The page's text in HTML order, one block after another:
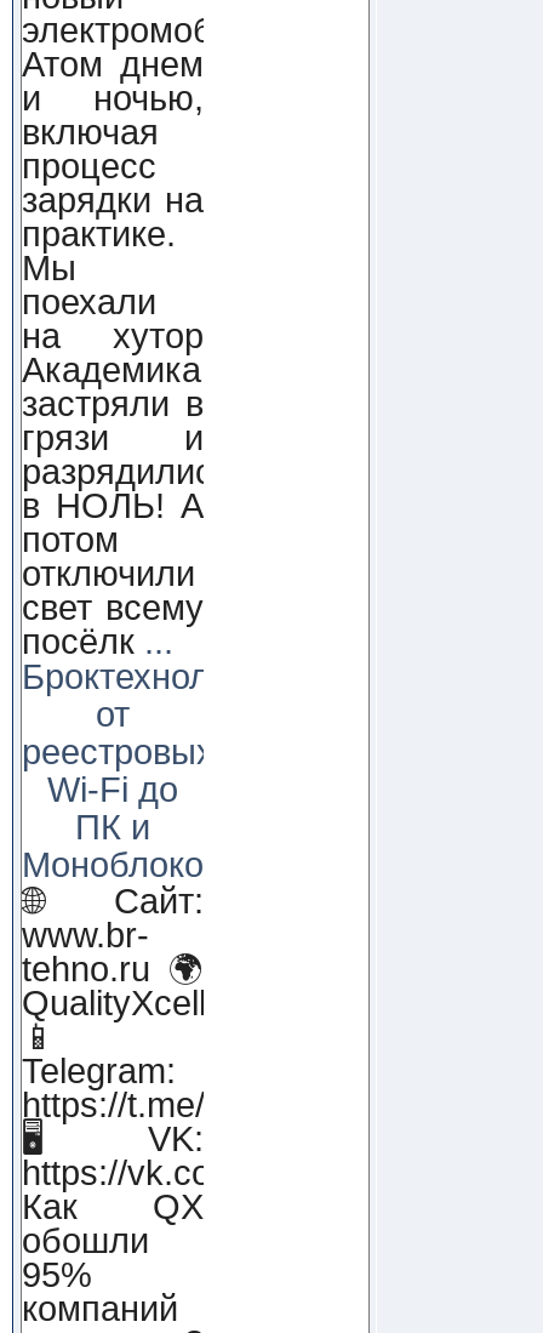
электромобиль
Атом днем
и ночью,
включая
процесс
зарядки на
практике.
Мы
поехали
на хутор
Академика,
застряли в
грязи и
разрядились
в НОЛЬ! А
потом
отключили
свет всему
посёлк ...
Броктехнолоджи:
от
реестровых
Wi-Fi до
ПК и
Моноблоков!
🌐 Сайт:
www.br-
tehno.ru 🌍
QualityXcellence.ru
📱
Telegram:
https://t.me/qx_lab_IT
🖥 VK:
https://vk.com/qualityxcellenc
Как QX
обошли
95%
компаний